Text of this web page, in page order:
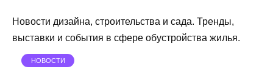
Новости дизайна, строительства и сада. Тренды,
выставки и события в сфере обустройства жилья.
НОВОСТИ